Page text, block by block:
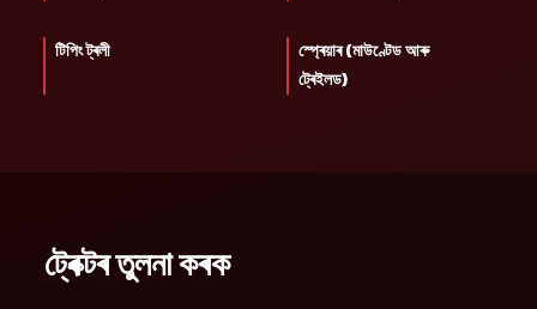
টিপিং ট্ৰলী
স্প্ৰেয়াৰ (মাউণ্টেড আৰু
ট্ৰেইলড)
ট্ৰেক্টৰ তুলনা কৰক